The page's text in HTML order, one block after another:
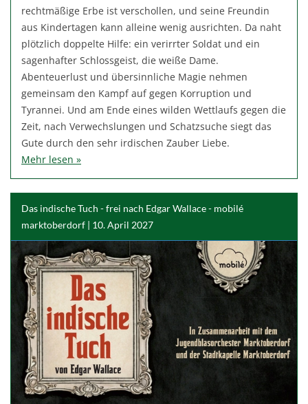
rechtmäßige Erbe ist verschollen, und seine Freundin
aus Kindertagen kann alleine wenig ausrichten. Da naht
plötzlich doppelte Hilfe: ein verirrter Soldat und ein
sagenhafter Schlossgeist, die weiße Dame.
Abenteuerlust und übersinnliche Magie nehmen
gemeinsam den Kampf auf gegen Korruption und
Tyrannei. Und am Ende eines wilden Wettlaufs gegen die
Zeit, nach Verwechslungen und Schatzsuche siegt das
Gute durch den sehr irdischen Zauber Liebe.
Mehr lesen »
Das indische Tuch - frei nach Edgar Wallace - mobilé
marktoberdorf | 10. April 2027